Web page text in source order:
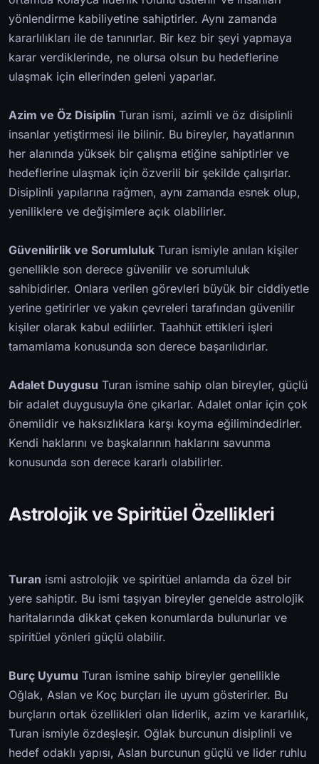
yönlendirme kabiliyetine sahiptirler. Aynı zamanda
kararlılıkları ile de tanınırlar. Bir kez bir şeyi yapmaya
karar verdiklerinde, ne olursa olsun bu hedeflerine
ulaşmak için ellerinden geleni yaparlar.
Azim ve Öz Disiplin Turan ismi, azimli ve öz disiplinli
insanlar yetiştirmesi ile bilinir. Bu bireyler, hayatlarının
her alanında yüksek bir çalışma etiğine sahiptirler ve
hedeflerine ulaşmak için özverili bir şekilde çalışırlar.
Disiplinli yapılarına rağmen, aynı zamanda esnek olup,
yeniliklere ve değişimlere açık olabilirler.
Güvenilirlik ve Sorumluluk Turan ismiyle anılan kişiler
genellikle son derece güvenilir ve sorumluluk
sahibidirler. Onlara verilen görevleri büyük bir ciddiyetle
yerine getirirler ve yakın çevreleri tarafından güvenilir
kişiler olarak kabul edilirler. Taahhüt ettikleri işleri
tamamlama konusunda son derece başarılıdırlar.
Adalet Duygusu Turan ismine sahip olan bireyler, güçlü
bir adalet duygusuyla öne çıkarlar. Adalet onlar için çok
önemlidir ve haksızlıklara karşı koyma eğilimindedirler.
Kendi haklarını ve başkalarının haklarını savunma
konusunda son derece kararlı olabilirler.
Astrolojik ve Spiritüel Özellikleri
Turan ismi astrolojik ve spiritüel anlamda da özel bir
yere sahiptir. Bu ismi taşıyan bireyler genelde astrolojik
haritalarında dikkat çeken konumlarda bulunurlar ve
spiritüel yönleri güçlü olabilir.
Burç Uyumu Turan ismine sahip bireyler genellikle
Oğlak, Aslan ve Koç burçları ile uyum gösterirler. Bu
burçların ortak özellikleri olan liderlik, azim ve kararlılık,
Turan ismiyle özdeşleşir. Oğlak burcunun disiplinli ve
hedef odaklı yapısı, Aslan burcunun güçlü ve lider ruhlu